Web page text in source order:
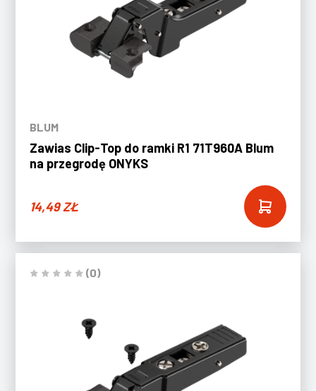
BLUM
Zawias Clip-Top do ramki R1 71T960A Blum
na przegrodę ONYKS
14,49ZŁ
(0)